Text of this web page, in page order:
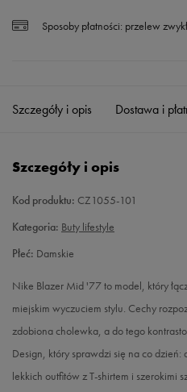
41 26,5 cm
42,5
43 28 cm
44 28,5 cm
44,5 29 cm
Sposoby płatności: przelew
Szczegóły i opis Dostawa i
Szczegóły i opis
Kod produktu: CZ1055-101
Kategoria: Buty lifestyle
Płeć: Damskie
Nike Blazer Mid '77 to model, który
miejskim wyczuciem stylu. Cechy
zdobiona cholewka, a do tego
Design, który sprawdzi się na co
lekkich outfitów z T-shirtem i szerokimi